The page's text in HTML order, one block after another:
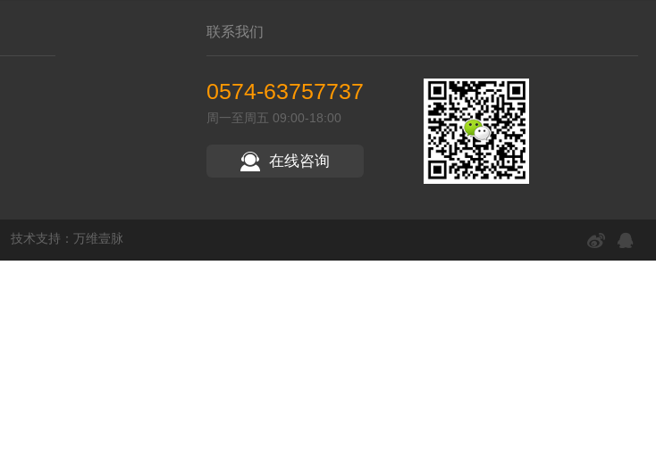
联系我们
0574-63757737
周一至周五 09:00-18:00
在线咨询
技术支持：万维壹脉